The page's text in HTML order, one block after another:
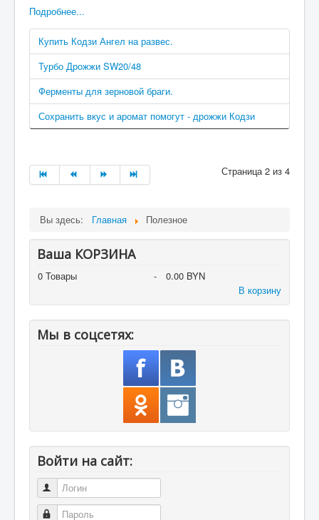
Подробнее...
Купить Кодзи Ангел на развес.
Турбо Дрожжи SW20/48
Ферменты для зерновой браги.
Сохранить вкус и аромат помогут - дрожжи Кодзи
Страница 2 из 4
Вы здесь: Главная Полезное
Ваша КОРЗИНА
0 Товары -
0.00 BYN
В корзину
Мы в соцсетях:
Войти на сайт:
Логин
Пароль